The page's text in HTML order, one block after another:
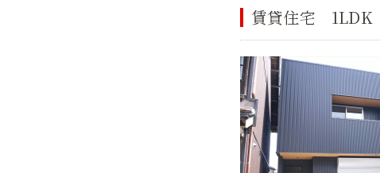
賃貸住宅 1LDK